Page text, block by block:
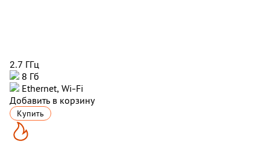
2.7 ГГц
8 Гб
Ethernet, Wi-Fi
Добавить в корзину
Купить